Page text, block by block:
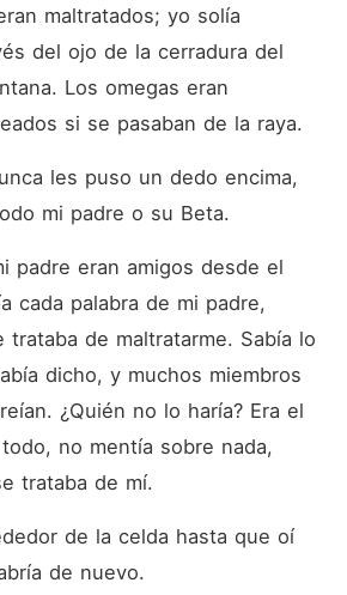
maltratados; yo solía
del ojo de la cerradura del
Los omegas eran
si se pasaban de la raya.
les puso un dedo encima,
mi padre o su Beta.
padre eran amigos desde el
cada palabra de mi padre,
trataba de maltratarme. Sabía lo
dicho, y muchos miembros
¿Quién no lo haría? Era el
no mentía sobre nada,
trataba de mí.
de la celda hasta que oí
de nuevo.